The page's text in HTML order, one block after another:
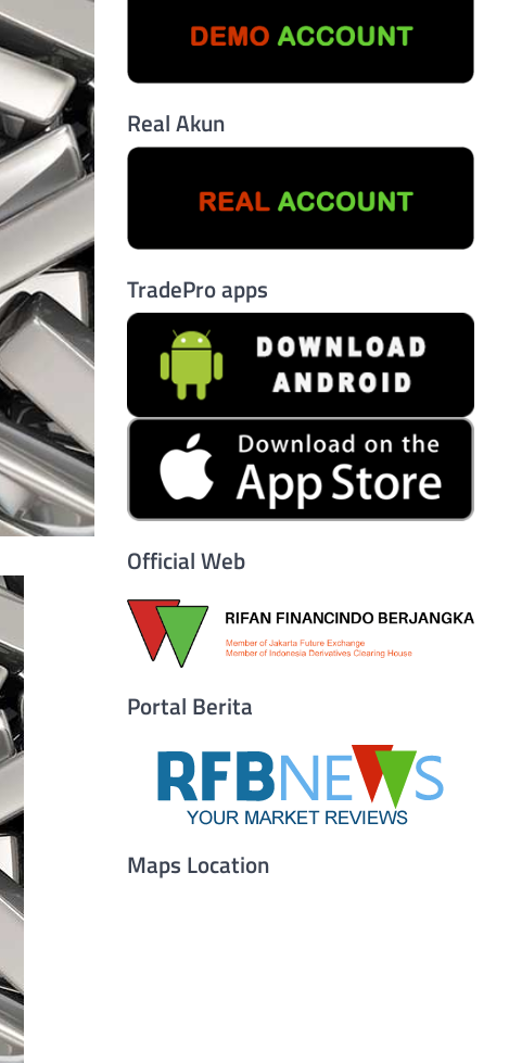
Real Akun
TradePro apps
Official Web
Portal Berita
Maps Location